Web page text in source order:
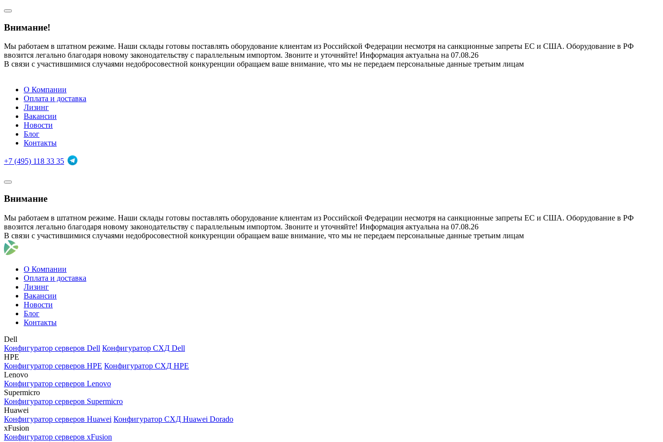
Внимание!
Мы работаем в штатном режиме. Наши склады готовы поставлять оборудование клиентам из Российской Федерации несмотря на санкционные запреты ЕС и США. Оборудование в РФ
ввозится легально благодаря новому законодательству с параллельным импортом. Звоните и уточняйте! Информация актуальна на 07.08.26
В связи с участившимися случаями недобросовестной конкуренции обращаем ваше внимание, что мы не передаем персональные данные третьим лицам
О Компании
Оплата и доставка
Лизинг
Вакансии
Новости
Блог
Контакты
+7 (495) 118 33 35
Внимание
Мы работаем в штатном режиме. Наши склады готовы поставлять оборудование клиентам из Российской Федерации несмотря на санкционные запреты ЕС и США. Оборудование в РФ
ввозится легально благодаря новому законодательству с параллельным импортом. Звоните и уточняйте! Информация актуальна на 07.08.26
В связи с участившимися случаями недобросовестной конкуренции обращаем ваше внимание, что мы не передаем персональные данные третьим лицам
О Компании
Оплата и доставка
Лизинг
Вакансии
Новости
Блог
Контакты
Dell
Конфигуратор серверов Dell Конфигуратор СХД Dell
HPE
Конфигуратор серверов HPE Конфигуратор СХД HPE
Lenovo
Конфигуратор серверов Lenovo
Supermicro
Конфигуратор серверов Supermicro
Huawei
Конфигуратор серверов Huawei Конфигуратор СХД Huawei Dorado
xFusion
Конфигуратор серверов xFusion